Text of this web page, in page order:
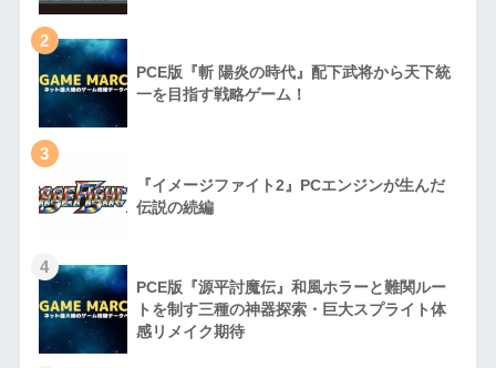
2
PCE版『斬 陽炎の時代』配下武将から天下統
一を目指す戦略ゲーム！
3
『イメージファイト2』PCエンジンが生んだ
伝説の続編
4
PCE版『源平討魔伝』和風ホラーと難関ルー
トを制す三種の神器探索・巨大スプライト体
感リメイク期待